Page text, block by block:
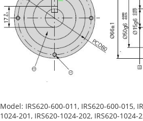
Model: IRS620-600-011, IRS620-600-015,
1024-201, IRS620-1024-202, IRS620-